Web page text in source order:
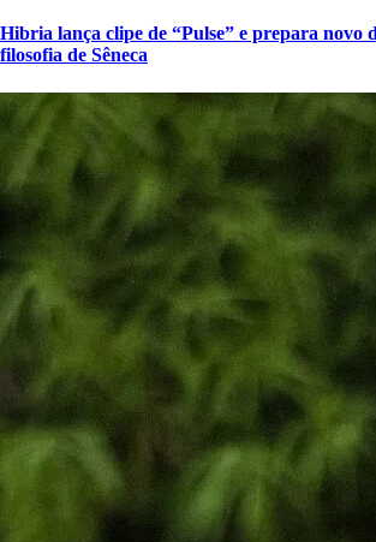
Hibria lança clipe de “Pulse” e prepara novo
filosofia de Sêneca